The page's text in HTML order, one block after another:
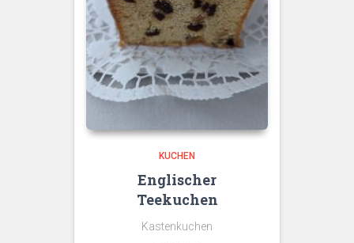
KUCHEN
Englischer
Teekuchen
Kastenkuchen